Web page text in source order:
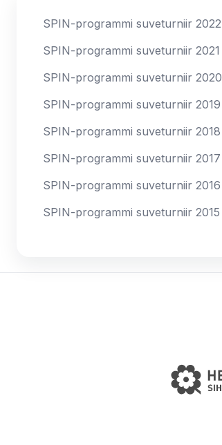
SPIN-programmi suveturniir 2022
SPIN-programmi suveturniir 2021
SPIN-programmi suveturniir 2020
SPIN-programmi suveturniir 2019
SPIN-programmi suveturniir 2018
SPIN-programmi suveturniir 2017
SPIN-programmi suveturniir 2016
SPIN-programmi suveturniir 2015